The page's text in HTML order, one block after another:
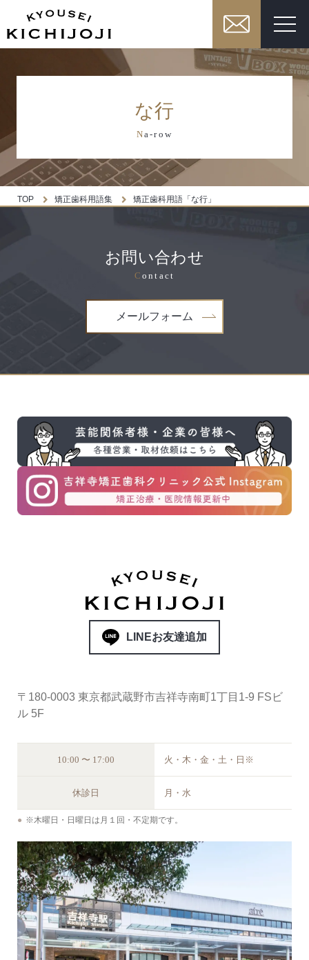
な行
Na-row
TOP 矯正歯科用語集 矯正歯科用語「な行」
お問い合わせ
C ontact
メールフォーム
LINEお友達追加
〒180-0003 東京都武蔵野市吉祥寺南町1丁目1-9 FSビ
ル 5F
10:00 〜 17:00 火・木・金・土・日※
休診日 月・水
※木曜日・日曜日は月１回・不定期です。